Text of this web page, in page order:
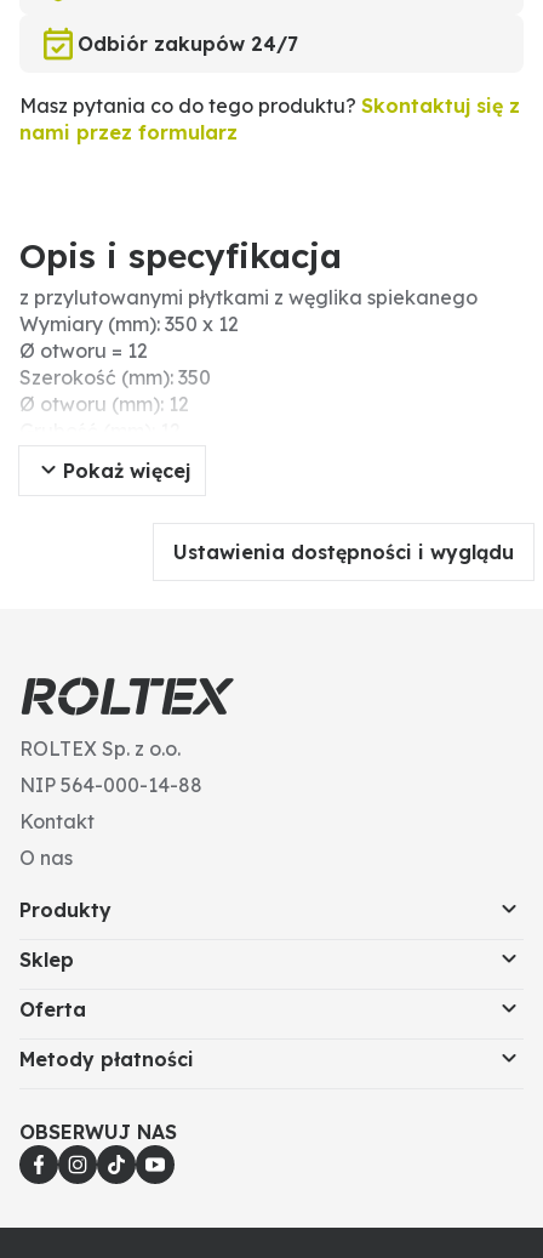
Odbiór zakupów 24/7
Masz pytania co do tego produktu? Skontaktuj się z
nami przez formularz
Opis i specyfikacja
z przylutowanymi płytkami z węglika spiekanego
Wymiary (mm): 350 x 12
Ø otworu = 12
Szerokość (mm): 350
Ø otworu (mm): 12
Verstärkungsvariante: Hartmetall & Aufpanzerung
Wskazówki montażowe: Die Schrauben und Mutter
dieses das Verschleißteil beschädigen kann
(Spannungsrisse).
Pokaż więcej
Ustawienia dostępności i wyglądu
ROLTEX Sp. z o.o.
NIP 564-000-14-88
Kontakt
O nas
Produkty
Sklep
Oferta
Metody płatności
OBSERWUJ NAS